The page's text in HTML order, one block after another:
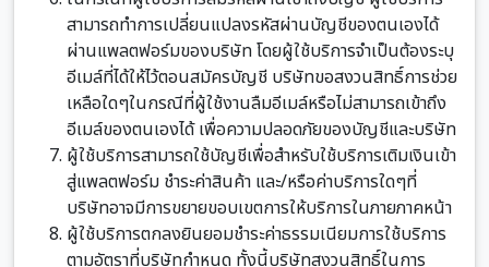
สามารถทำการเปลี่ยนแปลงรหัสผ่านบัญชีของตนเองได้
ผ่านแพลตฟอร์มของบริษัท โดยผู้ใช้บริการจำเป็นต้องระบุ
อีเมล์ที่ได้ให้ไว้ตอนสมัครบัญชี บริษัทขอสงวนสิทธิ์การช่วย
เหลือใดๆในกรณีที่ผู้ใช้งานลืมอีเมล์หรือไม่สามารถเข้าถึง
อีเมล์ของตนเองได้ เพื่อความปลอดภัยของบัญชีและบริษัท
ผู้ใช้บริการสามารถใช้บัญชีเพื่อสำหรับใช้บริการเติมเงินเข้า
สู่แพลตฟอร์ม ชำระค่าสินค้า และ/หรือค่าบริการใดๆที่
บริษัทอาจมีการขยายขอบเขตการให้บริการในภายภาคหน้า
ผู้ใช้บริการตกลงยินยอมชำระค่าธรรมเนียมการใช้บริการ
ตามอัตราที่บริษัทกำหนด ทั้งนี้บริษัทสงวนสิทธิ์ในการ